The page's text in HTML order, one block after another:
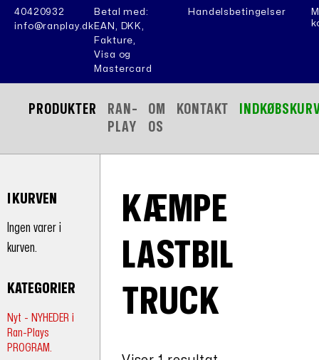
40420932
info@ranplay.dk
Betal med:
EAN, DKK,
Fakture,
Visa og
Mastercard
Handelsbetingelser
PRODUKTER
RAN-
PLAY
OM
OS
KONTAKT
I KURVEN
Ingen varer i
kurven.
KATEGORIER
Nyt - NYHEDER i
Ran-Plays
PROGRAM.
KÆMPE
LASTBIL
TRUCK